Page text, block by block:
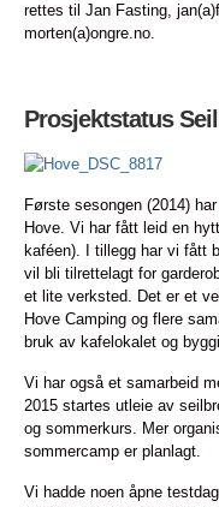
rettes til Jan Fasting,
morten(a)ongre.no.
Prosjektstatus
Første sesongen (2014)
Hove. Vi har fått leid en
kaféen). I tillegg har vi fått
vil bli tilrettelagt for
et lite verksted. Det er et
Hove Camping og flere
bruk av kafelokalet og
Vi har også et samarbeid
2015 startes utleie av
og sommerkurs. Mer
sommercamp er planlagt.
Vi hadde noen åpne